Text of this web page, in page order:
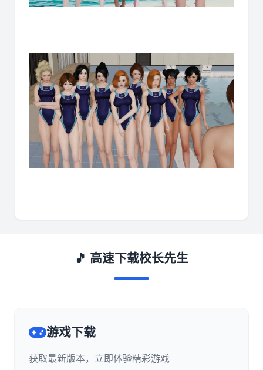
🎵 高速下载校长先生
游戏下载
获取最新版本，立即体验精彩游戏